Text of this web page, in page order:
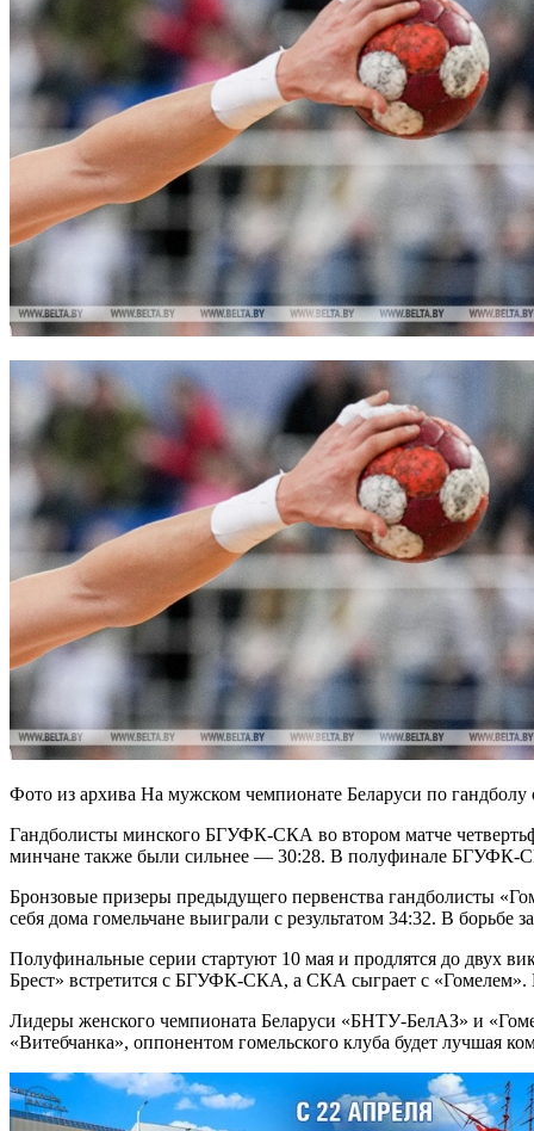
Фото из архива На мужском чемпионате Беларуси по
Гандболисты минского БГУФК-СКА во втором матче
минчане также были сильнее — 30:28. В полуфинале БГУФК-
Бронзовые призеры предыдущего первенства гандболисты
себя дома гомельчане выиграли с результатом 34:32. В
Полуфинальные серии стартуют 10 мая и продлятся до двух
Брест» встретится с БГУФК-СКА, а СКА сыграет с «Гомелем».
Лидеры женского чемпионата Беларуси «БНТУ-БелАЗ» и
«Витебчанка», оппонентом гомельского клуба будет лучшая